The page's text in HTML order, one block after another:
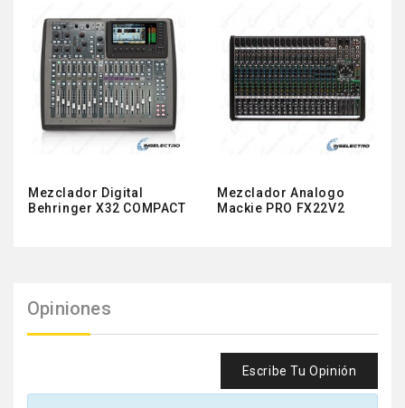
Mezclador Digital
Behringer X32 COMPACT
Mezclador Analogo
Mackie PRO FX22V2
Opiniones
Escribe Tu Opinión